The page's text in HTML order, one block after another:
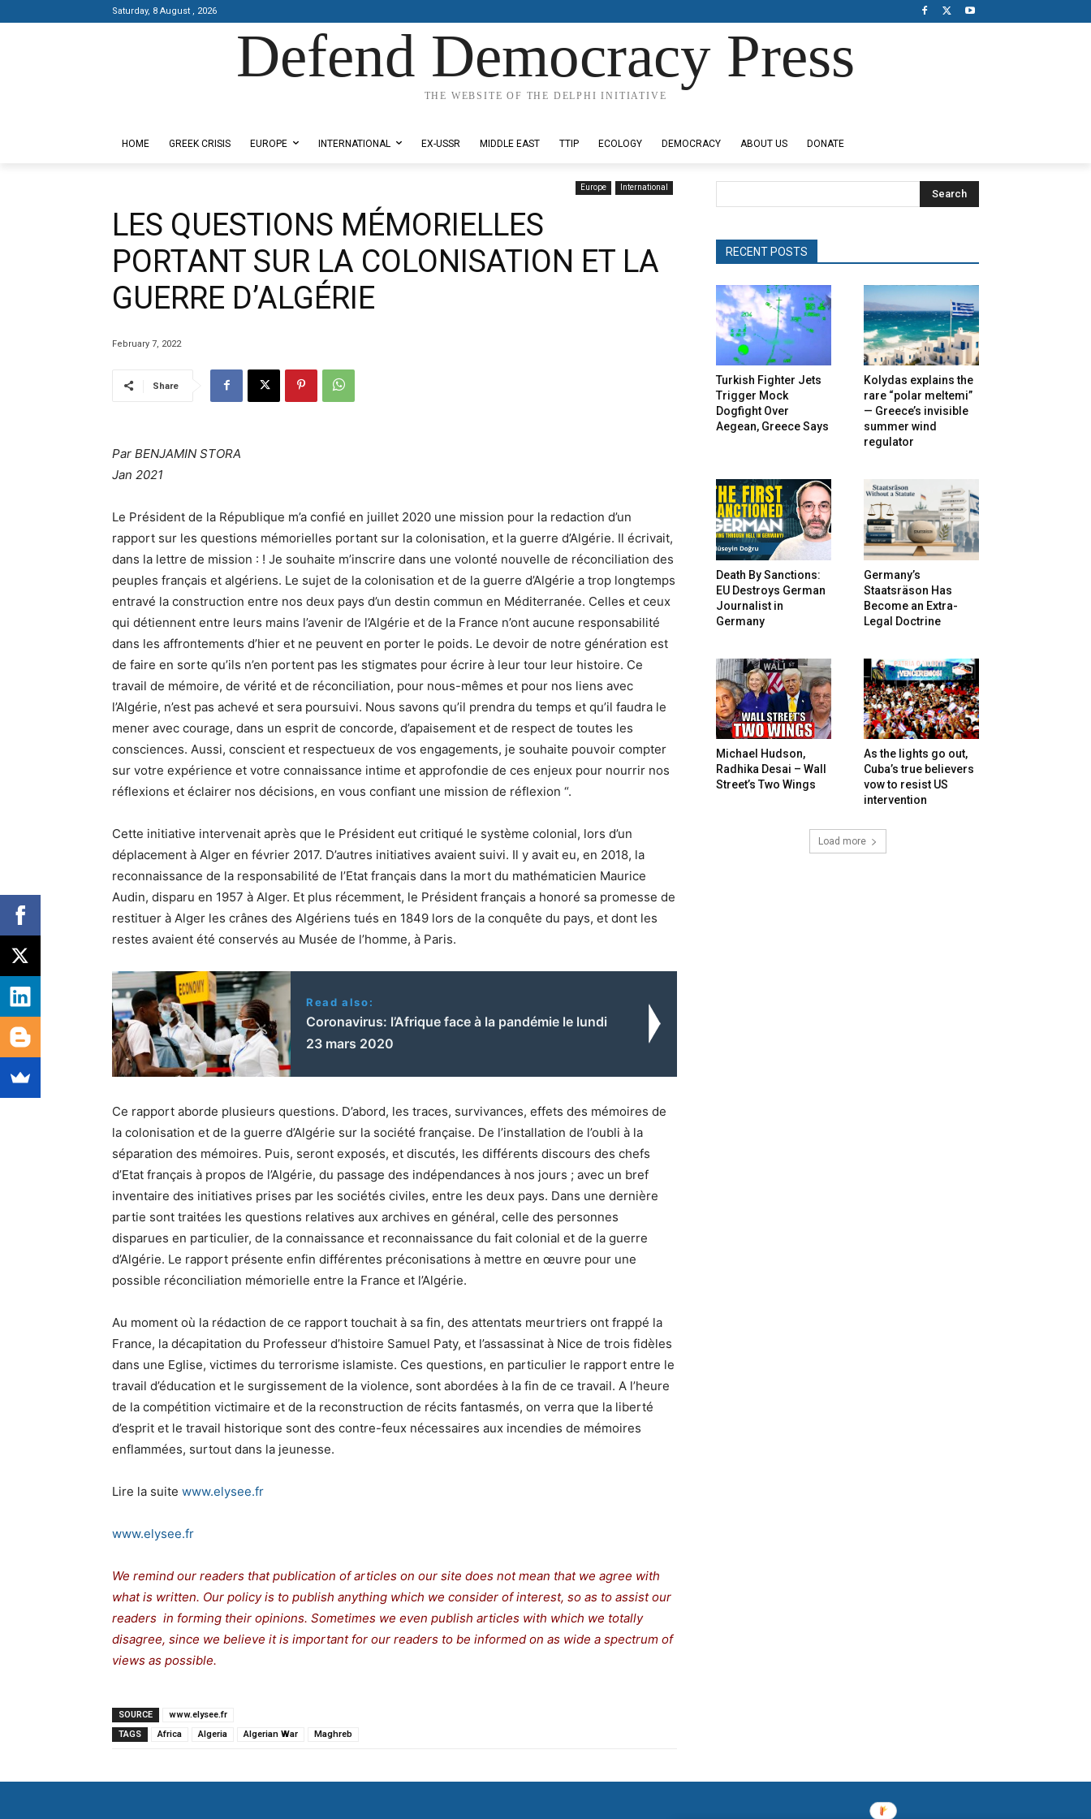
Saturday, 8 August , 2026
Defend Democracy Press
THE WEBSITE OF THE DELPHI INITIATIVE
HOME GREEK CRISIS EUROPE INTERNATIONAL EX-USSR MIDDLE EAST TTIP ECOLOGY DEMOCRACY ABOUT US DONATE
Europe International
LES QUESTIONS MÉMORIELLES
PORTANT SUR LA COLONISATION ET LA
GUERRE D’ALGÉRIE
February 7, 2022
Share
Par BENJAMIN STORA
Jan 2021
Le Président de la République m’a confié en juillet 2020 une mission pour la redaction d’un
rapport sur les questions mémorielles portant sur la colonisation, et la guerre d’Algérie. Il écrivait,
dans la lettre de mission : ! Je souhaite m’inscrire dans une volonté nouvelle de réconciliation des
peuples français et algériens. Le sujet de la colonisation et de la guerre d’Algérie a trop longtemps
entravé la construction entre nos deux pays d’un destin commun en Méditerranée. Celles et ceux
qui détiennent entre leurs mains l’avenir de l’Algérie et de la France n’ont aucune responsabilité
dans les affrontements d’hier et ne peuvent en porter le poids. Le devoir de notre génération est
de faire en sorte qu’ils n’en portent pas les stigmates pour écrire à leur tour leur histoire. Ce
travail de mémoire, de vérité et de réconciliation, pour nous-mêmes et pour nos liens avec
l’Algérie, n’est pas achevé et sera poursuivi. Nous savons qu’il prendra du temps et qu’il faudra le
mener avec courage, dans un esprit de concorde, d’apaisement et de respect de toutes les
consciences. Aussi, conscient et respectueux de vos engagements, je souhaite pouvoir compter
sur votre expérience et votre connaissance intime et approfondie de ces enjeux pour nourrir nos
réflexions et éclairer nos décisions, en vous confiant une mission de réflexion “.
Cette initiative intervenait après que le Président eut critiqué le système colonial, lors d’un
déplacement à Alger en février 2017. D’autres initiatives avaient suivi. Il y avait eu, en 2018, la
reconnaissance de la responsabilité de l’Etat français dans la mort du mathématicien Maurice
Audin, disparu en 1957 à Alger. Et plus récemment, le Président français a honoré sa promesse de
restituer à Alger les crânes des Algériens tués en 1849 lors de la conquête du pays, et dont les
restes avaient été conservés au Musée de l’homme, à Paris.
Read also:
Coronavirus: l’Afrique face à la pandémie le lundi
23 mars 2020
Ce rapport aborde plusieurs questions. D’abord, les traces, survivances, effets des mémoires de
la colonisation et de la guerre d’Algérie sur la société française. De l’installation de l’oubli à la
séparation des mémoires. Puis, seront exposés, et discutés, les différents discours des chefs
d’Etat français à propos de l’Algérie, du passage des indépendances à nos jours ; avec un bref
inventaire des initiatives prises par les sociétés civiles, entre les deux pays. Dans une dernière
partie sont traitées les questions relatives aux archives en général, celle des personnes
disparues en particulier, de la connaissance et reconnaissance du fait colonial et de la guerre
d’Algérie. Le rapport présente enfin différentes préconisations à mettre en œuvre pour une
possible réconciliation mémorielle entre la France et l’Algérie.
Au moment où la rédaction de ce rapport touchait à sa fin, des attentats meurtriers ont frappé la
France, la décapitation du Professeur d’histoire Samuel Paty, et l’assassinat à Nice de trois fidèles
dans une Eglise, victimes du terrorisme islamiste. Ces questions, en particulier le rapport entre le
travail d’éducation et le surgissement de la violence, sont abordées à la fin de ce travail. A l’heure
de la compétition victimaire et de la reconstruction de récits fantasmés, on verra que la liberté
d’esprit et le travail historique sont des contre-feux nécessaires aux incendies de mémoires
enflammées, surtout dans la jeunesse.
Lire la suite www.elysee.fr
www.elysee.fr
We remind our readers that publication of articles on our site does not mean that we agree with
what is written. Our policy is to publish anything which we consider of interest, so as to assist our
readers in forming their opinions. Sometimes we even publish articles with which we totally
disagree, since we believe it is important for our readers to be informed on as wide a spectrum of
views as possible.
SOURCE
www.elysee.fr
TAGS
Africa Algeria Algerian War Maghreb
Search
RECENT POSTS
Turkish Fighter Jets
Trigger Mock
Dogfight Over
Aegean, Greece Says
Kolydas explains the
rare “polar meltemi”
— Greece’s invisible
summer wind
regulator
Death By Sanctions:
EU Destroys German
Journalist in
Germany
Germany’s
Staatsräson Has
Become an Extra-
Legal Doctrine
Michael Hudson,
Radhika Desai – Wall
Street’s Two Wings
As the lights go out,
Cuba’s true believers
vow to resist US
intervention
Load more